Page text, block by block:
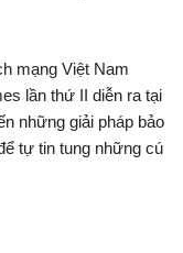
mạng Việt Nam
lần thứ II diễn ra tại
những giải pháp bảo
tự tin tung những cú